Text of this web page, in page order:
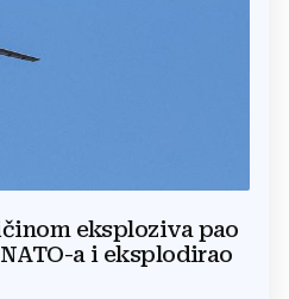
eksploziva pao
a i eksplodirao